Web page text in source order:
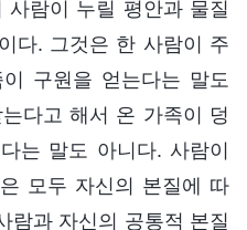
람이 누릴 평안과 물질
다. 그것은 한 사람이 주
구원을 얻는다는 말도
다고 해서 온 가족이 덩
는 말도 아니다. 사람이
모두 자신의 본질에 따
람과 자신의 공통적 본질